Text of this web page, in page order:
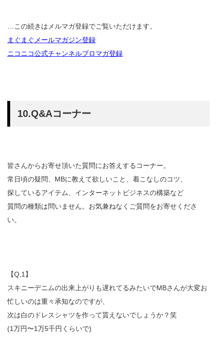
…この続きはメルマガ登録でご覧いただけます。
まぐまぐメールマガジン登録
ニコニコ公式チャンネルブロマガ登録
10.Q&Aコーナー
皆さんからお寄せ頂いた質問にお答えするコーナー。
常日頃の疑問、MBに教えて欲しいこと、着こなしのコツ、
探しているアイテム、インターネットビジネスの構築など
質問の種類は問いません。お気兼ねなくご質問をお寄せくださ
い。
【Q,1】
スキニーデニムの出来上がりも遅れてるみたいでMBさんが大変お
忙しいのは重々承知なのですが、
次は白のドレスシャツを作って貰えないでしょうか？笑
(1万円〜1万5千円くらいで)